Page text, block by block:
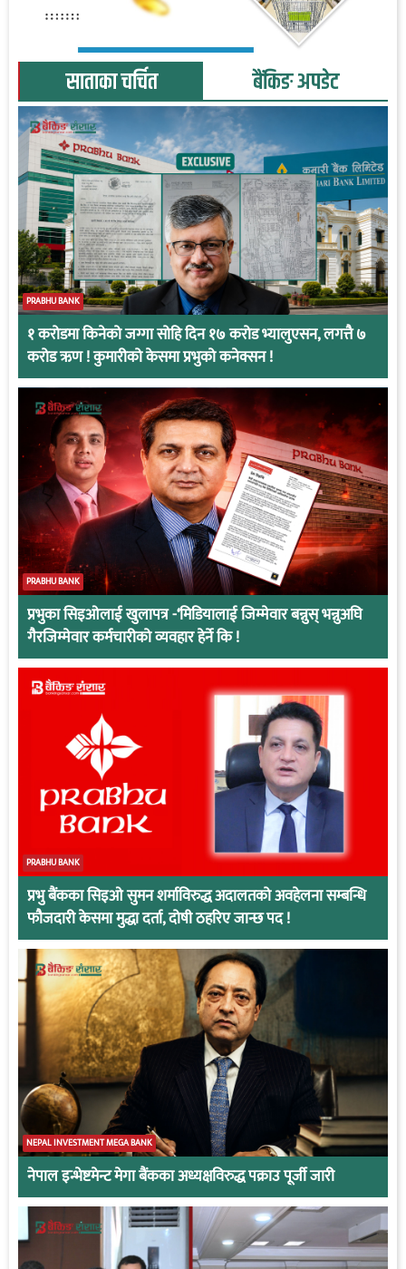
साताका चर्चित बैंकिङ अपडेट
PRABHU BANK
१ करोडमा किनेको जग्गा सोहि दिन १७ करोड भ्यालुएसन, लगत्तै ७
करोड ऋण ! कुमारीको केसमा प्रभुको कनेक्सन !
PRABHU BANK
प्रभुका सिइओलाई खुलापत्र -‘मिडियालाई जिम्मेवार बन्नुस् भन्नुअघि
गैरजिम्मेवार कर्मचारीको व्यवहार हेर्ने कि !
PRABHU BANK
प्रभु बैंकका सिइओ सुमन शर्माविरुद्ध अदालतको अवहेलना सम्बन्धि
फौजदारी केसमा मुद्धा दर्ता, दोषी ठहरिए जान्छ पद !
NEPAL INVESTMENT MEGA BANK
नेपाल इन्भेष्टमेन्ट मेगा बैंकका अध्यक्षविरुद्ध पक्राउ पूर्जी जारी